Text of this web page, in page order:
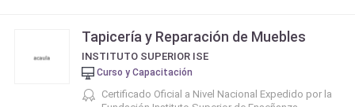
Tapicería y Reparación de Muebles
INSTITUTO SUPERIOR ISE
Curso y Capacitación
Certificado Oficial a Nivel Nacional Expedido por la